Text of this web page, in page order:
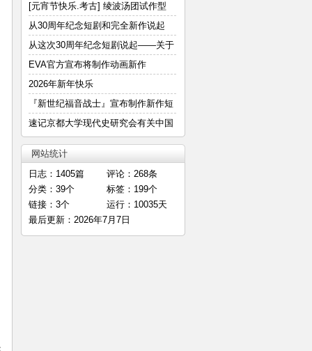
[元宵节快乐.考古] 绫波汤团试作型
从30周年纪念短剧和完全新作说起
—
从这次30周年纪念短剧说起——关于
明
EVA官方宣布将制作动画新作
2026年新年快乐
『新世纪福音战士』宣布制作新作短
篇
速记京都大学现代史研究会有关中国
E
网站统计
日志：1405篇
评论：268条
分类：39个
标签：199个
链接：3个
运行：10035天
最后更新：2026年7月7日